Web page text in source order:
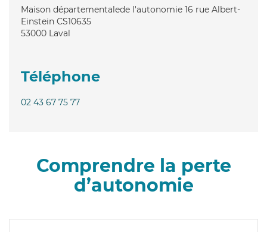
Maison départementalede l'autonomie 16 rue Albert-
Einstein CS10635
53000 Laval
Téléphone
02 43 67 75 77
Comprendre la perte
d’autonomie